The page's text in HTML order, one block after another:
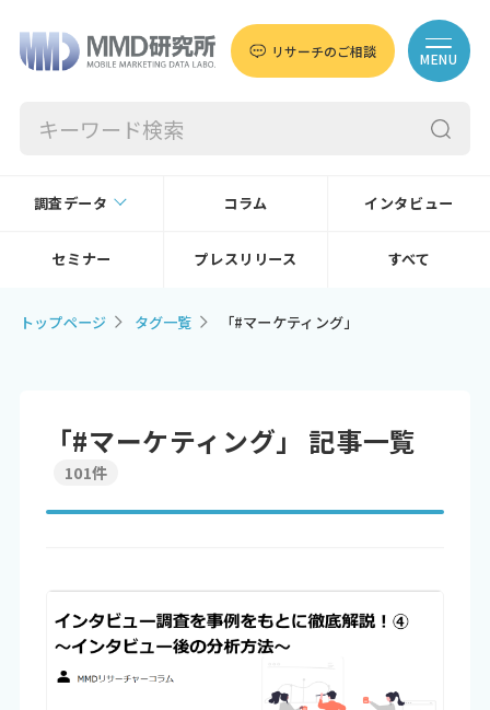
リサーチのご相談 MENU
調査データ コラム インタビュー
セミナー プレスリリース すべて
トップページ タグ一覧 「#マーケティング」
「#マーケティング」 記事一覧
101件